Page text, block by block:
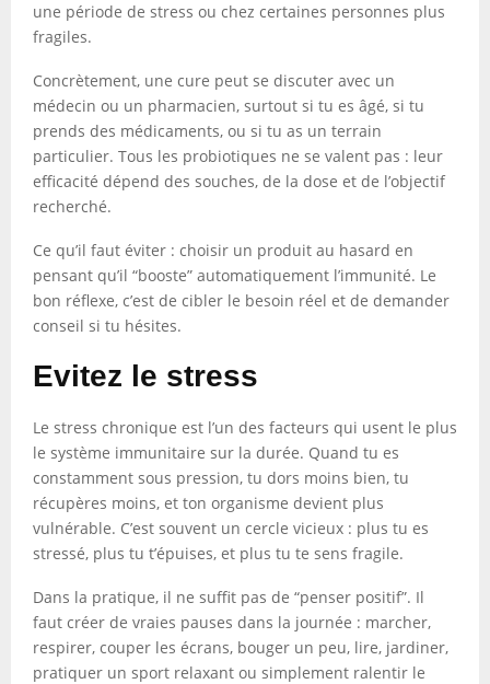
une période de stress ou chez certaines personnes plus
fragiles.
Concrètement, une cure peut se discuter avec un
médecin ou un pharmacien, surtout si tu es âgé, si tu
prends des médicaments, ou si tu as un terrain
particulier. Tous les probiotiques ne se valent pas : leur
efficacité dépend des souches, de la dose et de l’objectif
recherché.
Ce qu’il faut éviter : choisir un produit au hasard en
pensant qu’il “booste” automatiquement l’immunité. Le
bon réflexe, c’est de cibler le besoin réel et de demander
conseil si tu hésites.
Evitez le stress
Le stress chronique est l’un des facteurs qui usent le plus
le système immunitaire sur la durée. Quand tu es
constamment sous pression, tu dors moins bien, tu
récupères moins, et ton organisme devient plus
vulnérable. C’est souvent un cercle vicieux : plus tu es
stressé, plus tu t’épuises, et plus tu te sens fragile.
Dans la pratique, il ne suffit pas de “penser positif”. Il
faut créer de vraies pauses dans la journée : marcher,
respirer, couper les écrans, bouger un peu, lire, jardiner,
pratiquer un sport relaxant ou simplement ralentir le